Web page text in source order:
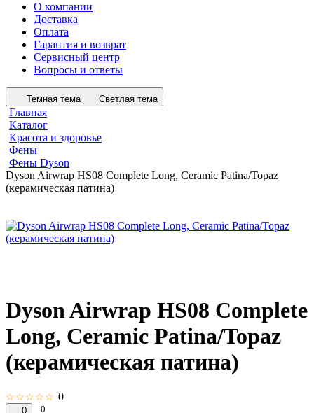
О компании
Доставка
Оплата
Гарантия и возврат
Сервисный центр
Вопросы и ответы
Темная тема Светлая тема
Главная
Каталог
Красота и здоровье
Фены
Фены Dyson
Dyson Airwrap HS08 Complete Long, Ceramic Patina/Topaz
(керамическая патина)
Dyson Airwrap HS08 Complete
Long, Ceramic Patina/Topaz
(керамическая патина)
☆☆☆☆☆ 0
0 0